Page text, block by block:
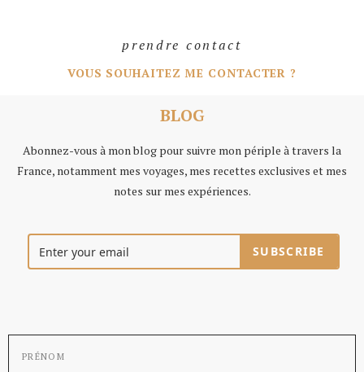
prendre contact
VOUS SOUHAITEZ ME CONTACTER ?
BLOG
Abonnez-vous à mon blog pour suivre mon périple à travers la
France, notamment mes voyages, mes recettes exclusives et mes
notes sur mes expériences.
SUBSCRIBE